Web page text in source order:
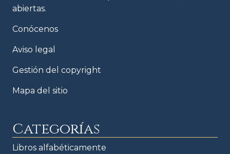
abiertas.
Conócenos
Aviso legal
Gestión del copyright
Mapa del sitio
Categorías
Libros alfabéticamente